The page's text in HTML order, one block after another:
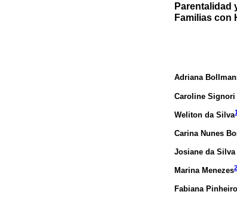
Parentalidad
Familias con
Adriana
Caroline Signori
Weliton da Silva
Carina Nunes
Josiane da
Marina Menezes2
Fabiana